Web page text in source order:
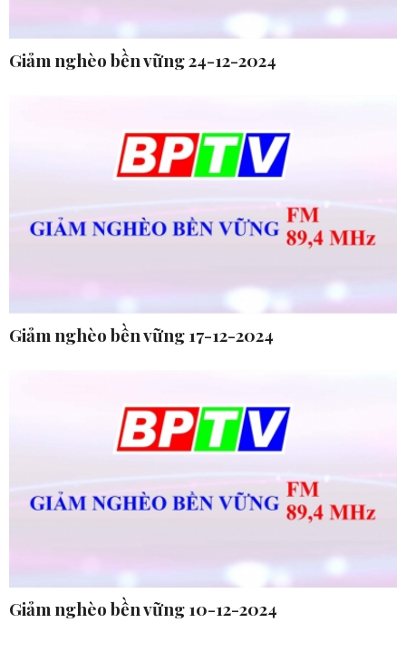
Giảm nghèo bền vững 24-12-2024
Giảm nghèo bền vững 17-12-2024
Giảm nghèo bền vững 10-12-2024